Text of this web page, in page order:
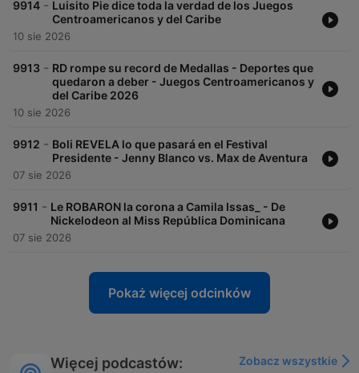
9914 - Luisito Pie dice toda la verdad de los Juegos
Centroamericanos y del Caribe
10 sie 2026
9913 - RD rompe su record de Medallas - Deportes que
quedaron a deber - Juegos Centroamericanos y
del Caribe 2026
10 sie 2026
9912 - Boli REVELA lo que pasará en el Festival
Presidente - Jenny Blanco vs. Max de Aventura
07 sie 2026
9911 - Le ROBARON la corona a Camila Issas_ - De
Nickelodeon al Miss República Dominicana
07 sie 2026
Pokaż więcej odcinków
Więcej podcastów:
Zobacz wszystkie